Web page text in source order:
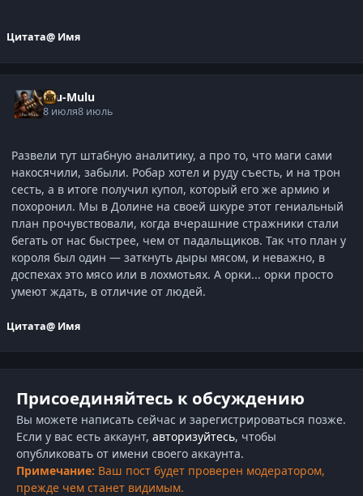
Цитата@ Имя
Ulu-Mulu
8 июля8 июль
Развели тут штабную аналитику, а про то, что маги сами
накосячили, забыли. Робар хотел и руду съесть, и на трон
сесть, а в итоге получил купол, который его же армию и
похоронил. Мы в Долине на своей шкуре этот гениальный
план прочувствовали, когда вчерашние стражники стали
бегать от нас быстрее, чем от падальщиков. Так что план у
короля был один — заткнуть дыры мясом, и неважно, в
доспехах это мясо или в лохмотьях. А орки... орки просто
умеют ждать, в отличие от людей.
Цитата@ Имя
Присоединяйтесь к обсуждению
Вы можете написать сейчас и зарегистрироваться позже.
Если у вас есть аккаунт, авторизуйтесь, чтобы
опубликовать от имени своего аккаунта.
Примечание: Ваш пост будет проверен модератором,
прежде чем станет видимым.